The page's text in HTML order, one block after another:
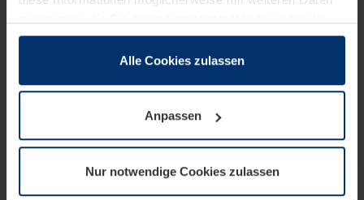
sie im Rahmen Ihrer Nutzung der Dienste gesammelt
wenn diese für den Betrieb dieser Seite unbedingt
notwendig sind. Für alle anderen Cookie-Typen benötigen
wir Ihre Erlaubnis. Ihre Einwilligung können Sie jederzeit
Datenschutzerklärungunserer Website ändern oder
widerrufen.
Alle Cookies zulassen
Anpassen
Nur notwendige Cookies zulassen